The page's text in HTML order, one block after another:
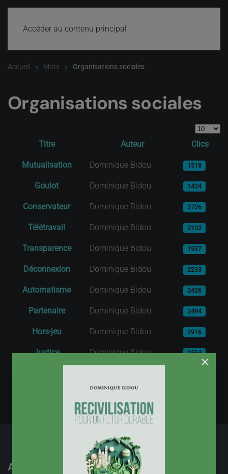
Accéder au contenu principal
Accueil Mots Organisations sociales
Organisations sociales
Afficher #
Articles
Titre Auteur Clics
Mutualisation Dominique Bidou 1518
Goulot Dominique Bidou 1424
Conservateur Dominique Bidou 3726
Télétravail Dominique Bidou 2102
Transparence Dominique Bidou 1937
Déconnexion Dominique Bidou 2233
Automatisme Dominique Bidou 2426
Partenaire Dominique Bidou 2494
Hors-jeu Dominique Bidou 2916
Justice Dominique Bidou 2554
Abonnez-vous à notre lettre d'information
×